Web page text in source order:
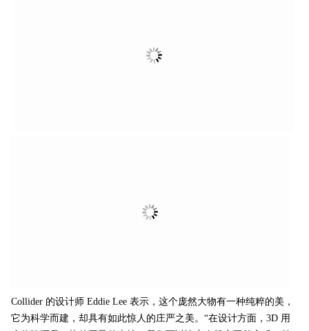
Collider 的设计师 Eddie Lee 表示，这个庞然大物有一种纯粹的美，
它为科学而建，却具有如此惊人的庄严之美。“在设计方面，3D 用